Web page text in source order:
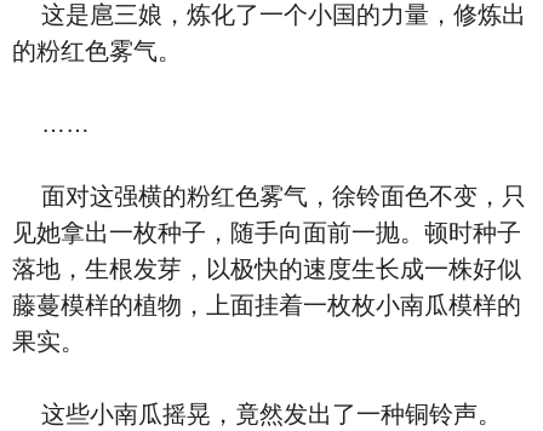
这是扈三娘，炼化了一个小国的力量，修炼出
的粉红色雾气。
……
面对这强横的粉红色雾气，徐铃面色不变，只
见她拿出一枚种子，随手向面前一抛。顿时种子
落地，生根发芽，以极快的速度生长成一株好似
藤蔓模样的植物，上面挂着一枚枚小南瓜模样的
果实。
这些小南瓜摇晃，竟然发出了一种铜铃声。